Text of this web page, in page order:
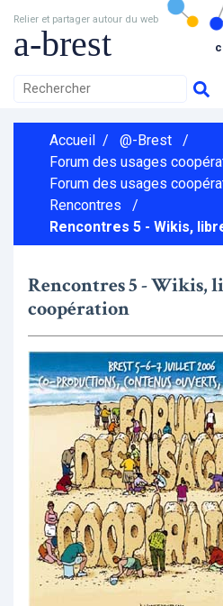
Relier et partager autour du web
a-brest
Accueil / @-Brest
/
Forum des usages
Forum des usages
Rencontres
/
Rencontres 5 - Wikis,
Rencontres 5 - Wikis,
coopération